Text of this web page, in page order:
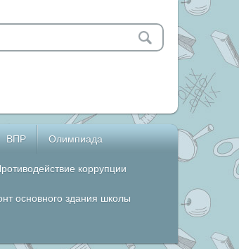
ВПР Олимпиада
коррупции
основного здания школы